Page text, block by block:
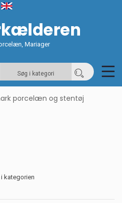
Mariager
Søg i kategori
porcelæn og stentøj
kategorien